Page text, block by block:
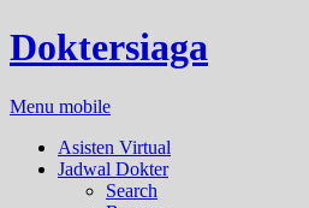
Doktersiaga
Menu mobile
Asisten Virtual
Jadwal Dokter
Search